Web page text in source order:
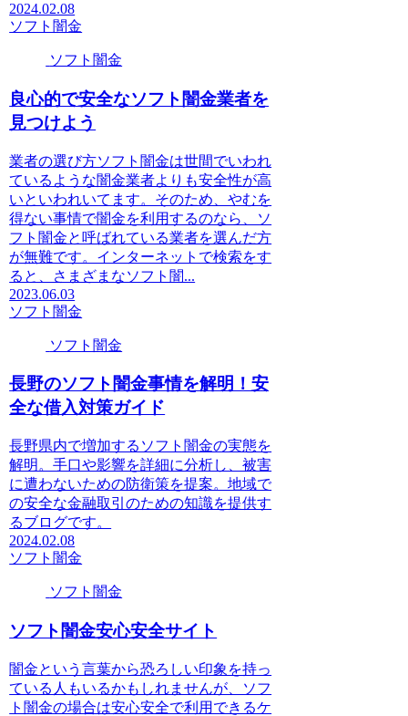
2024.02.08
ソフト闇金
ソフト闇金
良心的で安全なソフト闇金業者を
見つけよう
業者の選び方ソフト闇金は世間でいわれ
ているような闇金業者よりも安全性が高
いといわれいてます。そのため、やむを
得ない事情で闇金を利用するのなら、ソ
フト闇金と呼ばれている業者を選んだ方
が無難です。インターネットで検索をす
ると、さまざまなソフト闇...
2023.06.03
ソフト闇金
ソフト闇金
長野のソフト闇金事情を解明！安
全な借入対策ガイド
長野県内で増加するソフト闇金の実態を
解明。手口や影響を詳細に分析し、被害
に遭わないための防衛策を提案。地域で
の安全な金融取引のための知識を提供す
るブログです。
2024.02.08
ソフト闇金
ソフト闇金
ソフト闇金安心安全サイト
闇金という言葉から恐ろしい印象を持っ
ている人もいるかもしれませんが、ソフ
ト闇金の場合は安心安全で利用できるケ